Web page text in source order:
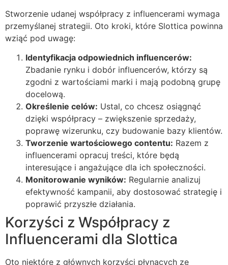
Stworzenie udanej współpracy z influencerami wymaga
przemyślanej strategii. Oto kroki, które Slottica powinna
wziąć pod uwagę:
Identyfikacja odpowiednich influencerów:
Zbadanie rynku i dobór influencerów, którzy są
zgodni z wartościami marki i mają podobną grupę
docelową.
Określenie celów: Ustal, co chcesz osiągnąć
dzięki współpracy – zwiększenie sprzedaży,
poprawę wizerunku, czy budowanie bazy klientów.
Tworzenie wartościowego contentu: Razem z
influencerami opracuj treści, które będą
interesujące i angażujące dla ich społeczności.
Monitorowanie wyników: Regularnie analizuj
efektywność kampanii, aby dostosować strategię i
poprawić przyszłe działania.
Korzyści z Współpracy z
Influencerami dla Slottica
Oto niektóre z głównych korzyści płynących ze